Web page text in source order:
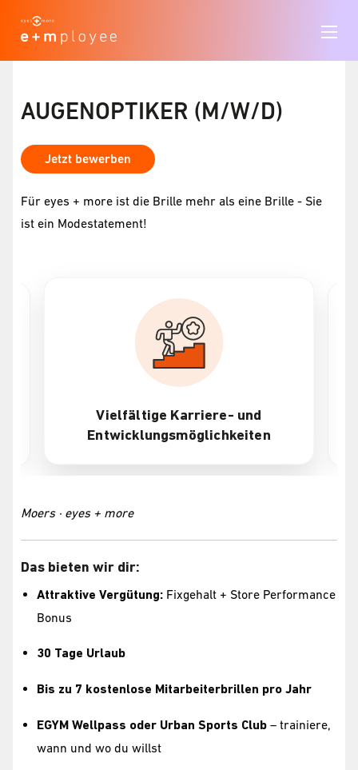
AUGENOPTIKER (M/W/D)
Jetzt bewerben
Für eyes + more ist die Brille mehr als eine Brille - Sie
ist ein Modestatement!
Vielfältige Karriere- und
Entwicklungsmöglichkeiten
Moers · eyes + more
Das bieten wir dir:
Attraktive Vergütung: Fixgehalt + Store Performance
Bonus
30 Tage Urlaub
Bis zu 7 kostenlose Mitarbeiterbrillen pro Jahr
EGYM Wellpass oder Urban Sports Club – trainiere,
wann und wo du willst